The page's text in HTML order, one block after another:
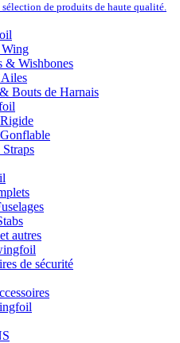
sélection de produits de haute qualité.
& Wishbones
Bouts de Harnais
autres
de sécurité